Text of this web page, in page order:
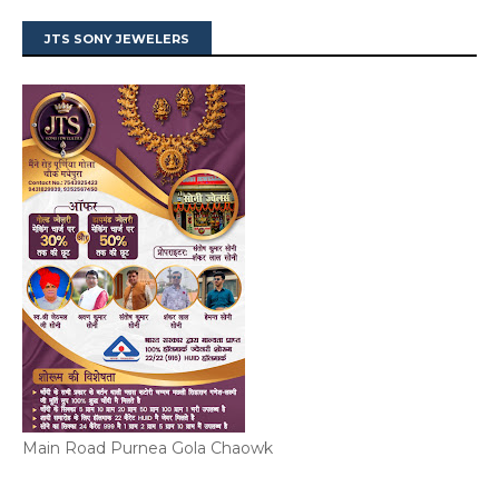
JTS SONY JEWELERS
Main Road Purnea Gola Chaowk